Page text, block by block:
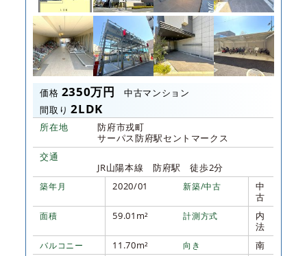
価格 2350万円
中古マンション
間取り 2LDK
所在地
防府市戎町
サーパス防府駅セントマークス
交通
JR山陽本線 防府駅 徒歩2分
築年月 2020/01 新築/中古
中
古
面積 59.01m² 計測方式
内
法
バルコニー 11.70m² 向き 南